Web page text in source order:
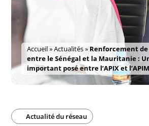
Accueil»Actualités» Renforcement
entre le Sénégal et la Mauritanie :
important posé entre l’APIX et l’APIM
Actualité du réseau